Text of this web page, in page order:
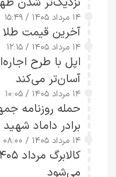
۱۴ مرداد ۱۴۰۵ / ۱۵:۴۹
آخرین قیمت طلا و سکه در
۱۴ مرداد ۱۴۰۵ / ۱۲:۱۵
اپل با طرح
آسان‌تر می‌کند
۱۴ مرداد ۱۴۰۵ / ۱۰:۰۵
حمله روزنامه
برادر داماد
۱۴ مرداد ۱۴۰۵ / ۰۸:۰۰
می‌شود